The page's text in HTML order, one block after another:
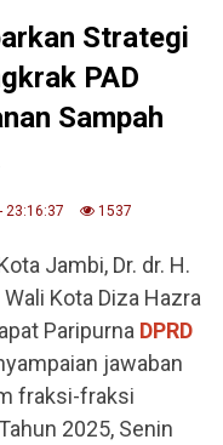
Strategi
PAD
Sampah
23:16:37 1537
Jambi, Dr. dr. H.
Kota Diza Hazra
Paripurna DPRD
jawaban
fraksi-fraksi
2025, Senin